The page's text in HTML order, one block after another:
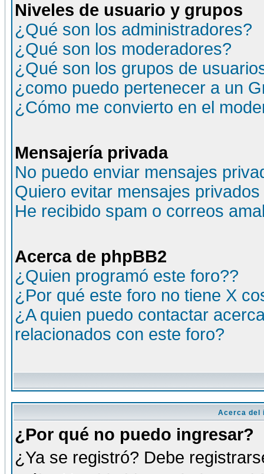
Niveles de usuario y grupos
¿Qué son los administradores?
¿Qué son los moderadores?
¿Qué son los grupos de
¿como puedo pertenecer a un
¿Cómo me convierto en el
Mensajería privada
No puedo enviar mensajes
Quiero evitar mensajes
He recibido spam o correos
Acerca de phpBB2
¿Quien programó este foro??
¿Por qué este foro no tiene X
¿A quien puedo contactar
relacionados con este foro?
Acerca del
¿Por qué no puedo ingresar?
¿Ya se registró? Debe